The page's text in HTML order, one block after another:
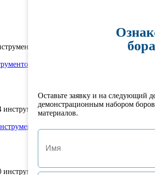
Оставьте заявку и на следующий
демонстрационным набором
материалов.